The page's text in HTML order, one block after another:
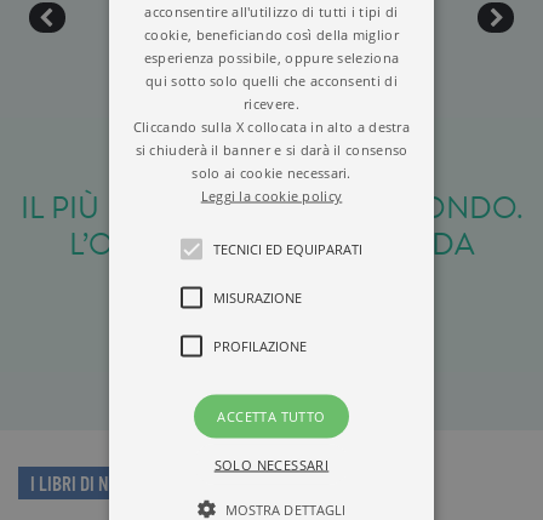
IL PIÙ BEL ROMANZO DEL MONDO.
L’ODISSEA RACCONTATA DA
NICOLA GARDINI
I LIBRI DI NICOLA GARDINI
acconsentire all'utilizzo di tutti i tipi di
cookie, beneficiando così della miglior
esperienza possibile, oppure seleziona
qui sotto solo quelli che acconsenti di
ricevere.
Cliccando sulla X collocata in alto a destra
si chiuderà il banner e si darà il consenso
solo ai cookie necessari.
Leggi la cookie policy
TECNICI ED EQUIPARATI
MISURAZIONE
PROFILAZIONE
ACCETTA TUTTO
SOLO NECESSARI
MOSTRA DETTAGLI